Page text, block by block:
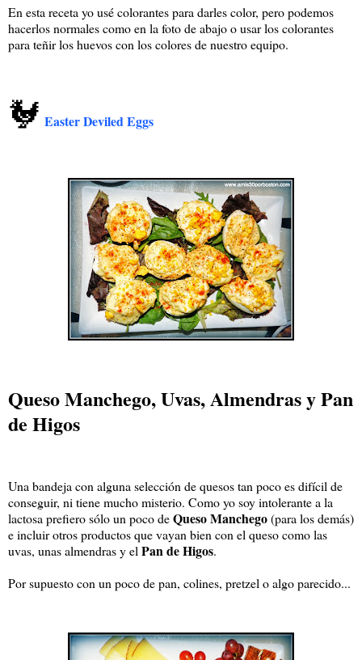
En esta receta yo usé colorantes para darles color, pero podemos
hacerlos normales como en la foto de abajo o usar los colorantes
para teñir los huevos con los colores de nuestro equipo.
🐓 Easter Deviled Eggs
Queso Manchego, Uvas, Almendras y Pan
de Higos
Una bandeja con alguna selección de quesos tan poco es difícil de
conseguir, ni tiene mucho misterio. Como yo soy intolerante a la
lactosa prefiero sólo un poco deQueso Manchego(para los demás)
e incluir otros productos que vayan bien con el queso como las
uvas, unas almendras y el Pan de Higos.
Por supuesto con un poco de pan, colines, pretzel o algo parecido...